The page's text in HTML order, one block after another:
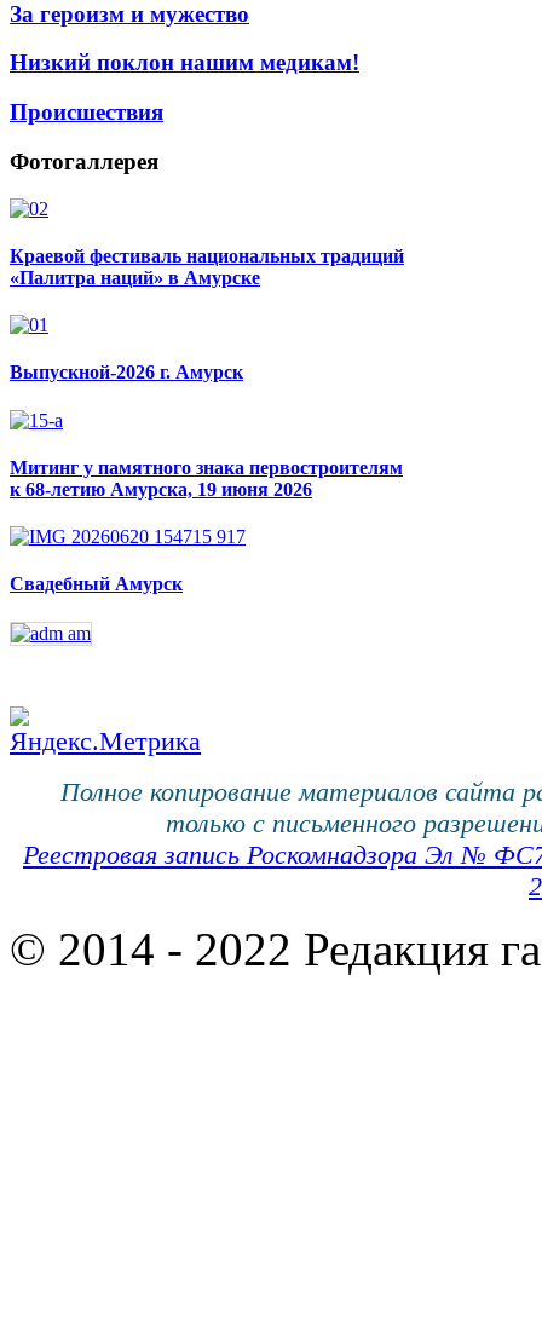
За героизм и мужество
Низкий поклон нашим медикам!
Происшествия
Фотогаллерея
Краевой фестиваль национальных традиций
«Палитра наций» в Амурске
Выпускной-2026 г. Амурск
Митинг у памятного знака первостроителям
к 68-летию Амурска, 19 июня 2026
Свадебный Амурск
Полное копирование материалов сайта
только с письменного
Реестровая запись Роскомнадзора Эл №
© 2014 - 2022 Редакция